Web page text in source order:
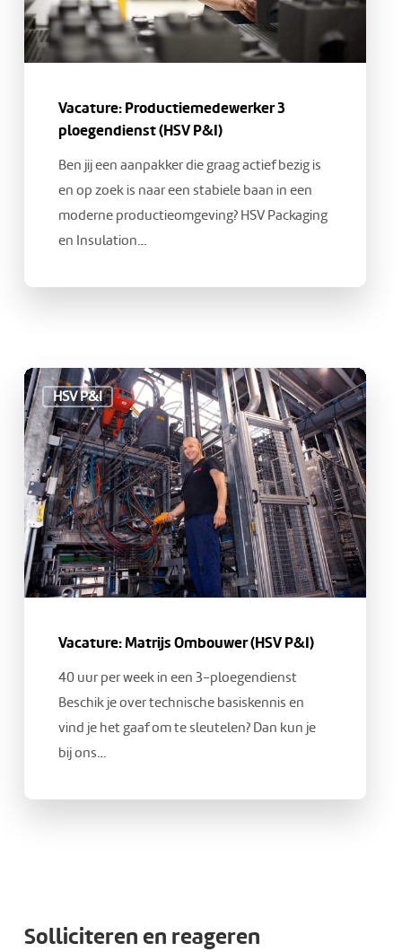
Vacature: Productiemedewerker 3
ploegendienst (HSV P&I)
Ben jij een aanpakker die graag actief bezig is
en op zoek is naar een stabiele baan in een
moderne productieomgeving? HSV Packaging
en Insulation…
HSV P&I
Vacature:
Matrijs
Ombouwer
(HSV
P&I)
Vacature: Matrijs Ombouwer (HSV P&I)
40 uur per week in een 3-ploegendienst
Beschik je over technische basiskennis en
vind je het gaaf om te sleutelen? Dan kun je
bij ons…
Solliciteren en reageren